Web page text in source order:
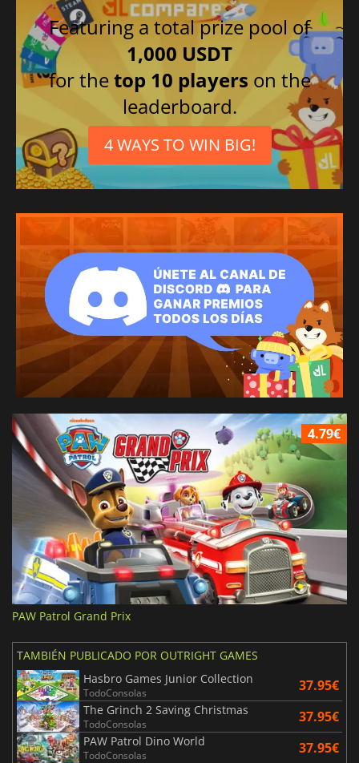
Featuring a total prize pool of
1,000 USDT
for thetop 10 players on the
leaderboard.
4 WAYS TO WIN BIG!
4.79€
PAW Patrol Grand Prix
TAMBIÉN PUBLICADO POR OUTRIGHT GAMES
Hasbro Games Junior Collection
TodoConsolas 37.95€
The Grinch 2 Saving Christmas
TodoConsolas 37.95€
PAW Patrol Dino World
TodoConsolas 37.95€